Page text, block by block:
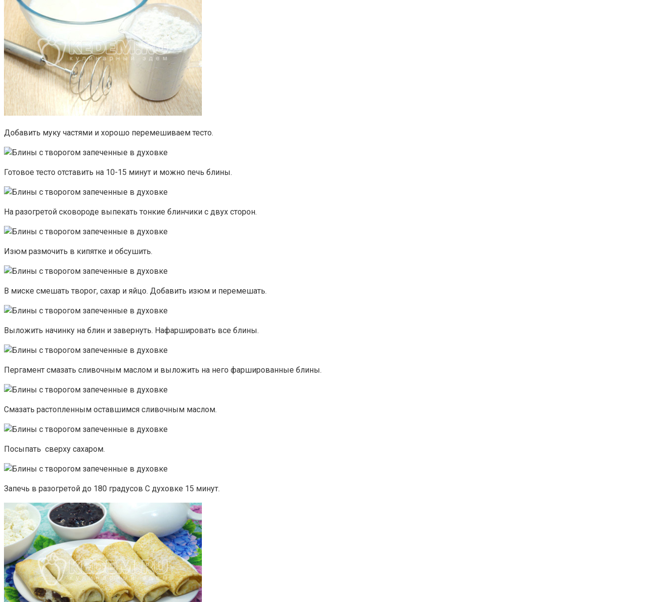
Добавить муку частями и хорошо перемешиваем тесто.
Готовое тесто отставить на 10-15 минут и можно печь блины.
На разогретой сковороде выпекать тонкие блинчики с двух сторон.
Изюм размочить в кипятке и обсушить.
В миске смешать творог, сахар и яйцо. Добавить изюм и перемешать.
Выложить начинку на блин и завернуть. Нафаршировать все блины.
Пергамент смазать сливочным маслом и выложить на него фаршированные блины.
Смазать растопленным оставшимся сливочным маслом.
Посыпать сверху сахаром.
Запечь в разогретой до 180 градусов С духовке 15 минут.